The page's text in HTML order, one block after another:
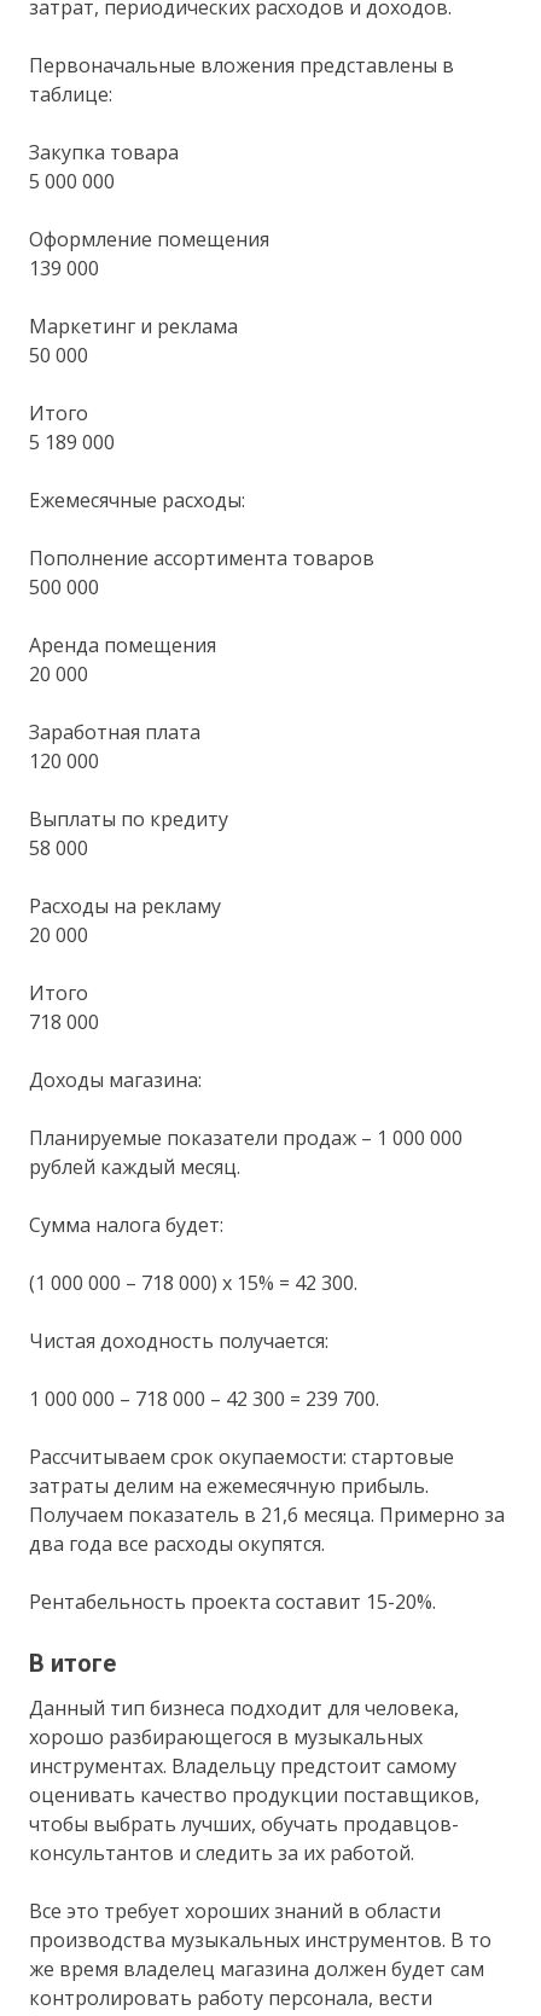
затрат, периодических расходов и доходов.
Первоначальные вложения представлены в
таблице:
Закупка товара
5 000 000
Оформление помещения
139 000
Маркетинг и реклама
50 000
Итого
5 189 000
Ежемесячные расходы:
Пополнение ассортимента товаров
500 000
Аренда помещения
20 000
Заработная плата
120 000
Выплаты по кредиту
58 000
Расходы на рекламу
20 000
Итого
718 000
Доходы магазина:
Планируемые показатели продаж – 1 000 000
рублей каждый месяц.
Сумма налога будет:
(1 000 000 – 718 000) х 15% = 42 300.
Чистая доходность получается:
1 000 000 – 718 000 – 42 300 = 239 700.
Рассчитываем срок окупаемости: стартовые
затраты делим на ежемесячную прибыль.
Получаем показатель в 21,6 месяца. Примерно за
два года все расходы окупятся.
Рентабельность проекта составит 15-20%.
В итоге
Данный тип бизнеса подходит для человека,
хорошо разбирающегося в музыкальных
инструментах. Владельцу предстоит самому
оценивать качество продукции поставщиков,
чтобы выбрать лучших, обучать продавцов-
консультантов и следить за их работой.
Все это требует хороших знаний в области
производства музыкальных инструментов. В то
же время владелец магазина должен будет сам
контролировать работу персонала, вести